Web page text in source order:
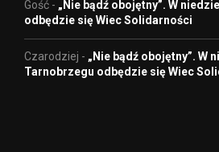
Gość - „Nie bądź obojętny”. W
odbędzie się Wiec Solidarności
Czarodziej - „Nie bądź obojętny”. W
Tarnobrzegu odbędzie się Wiec